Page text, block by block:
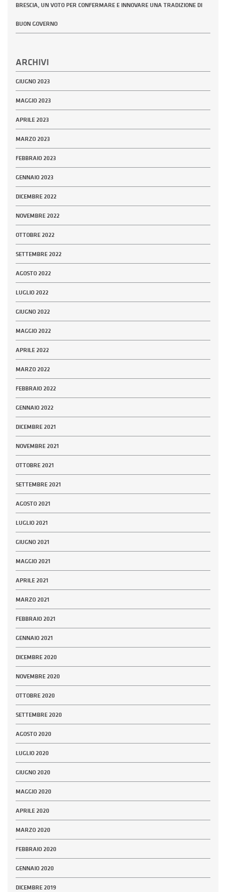
BRESCIA, UN VOTO PER CONFERMARE E INNOVARE UNA TRADIZIONE DI
BUON GOVERNO
ARCHIVI
GIUGNO 2023
MAGGIO 2023
APRILE 2023
MARZO 2023
FEBBRAIO 2023
GENNAIO 2023
DICEMBRE 2022
NOVEMBRE 2022
OTTOBRE 2022
SETTEMBRE 2022
AGOSTO 2022
LUGLIO 2022
GIUGNO 2022
MAGGIO 2022
APRILE 2022
MARZO 2022
FEBBRAIO 2022
GENNAIO 2022
DICEMBRE 2021
NOVEMBRE 2021
OTTOBRE 2021
SETTEMBRE 2021
AGOSTO 2021
LUGLIO 2021
GIUGNO 2021
MAGGIO 2021
APRILE 2021
MARZO 2021
FEBBRAIO 2021
GENNAIO 2021
DICEMBRE 2020
NOVEMBRE 2020
OTTOBRE 2020
SETTEMBRE 2020
AGOSTO 2020
LUGLIO 2020
GIUGNO 2020
MAGGIO 2020
APRILE 2020
MARZO 2020
FEBBRAIO 2020
GENNAIO 2020
DICEMBRE 2019